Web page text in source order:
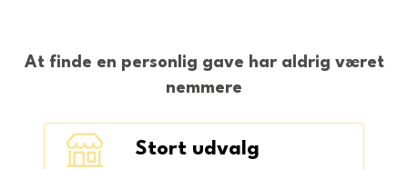
At finde en personlig gave har aldrig været
nemmere
Stort udvalg